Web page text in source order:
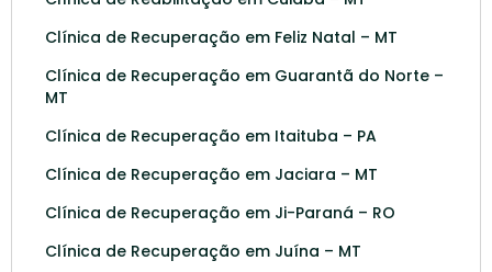
Clínica de Recuperação em Feliz Natal – MT
Clínica de Recuperação em Guarantã do Norte –
MT
Clínica de Recuperação em Itaituba – PA
Clínica de Recuperação em Jaciara – MT
Clínica de Recuperação em Ji-Paraná – RO
Clínica de Recuperação em Juína – MT